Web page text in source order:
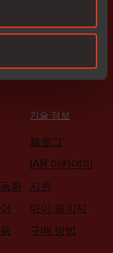
화
기술 정보
블로그
IAR 아카데미
지원
마이 페이지
구매 방법